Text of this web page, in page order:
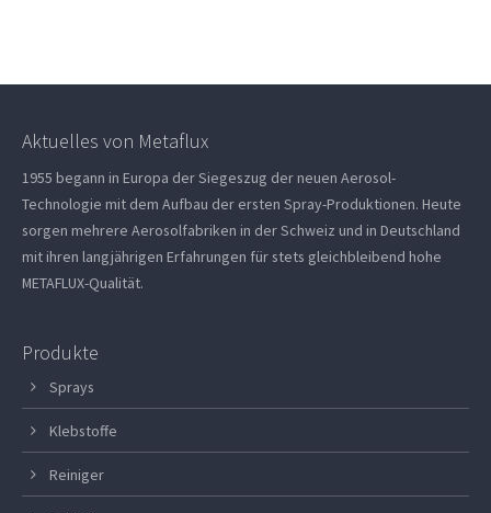
Aktuelles von Metaflux
1955 begann in Europa der Siegeszug der neuen Aerosol-
Technologie mit dem Aufbau der ersten Spray-Produktionen. Heute
sorgen mehrere Aerosolfabriken in der Schweiz und in Deutschland
mit ihren langjährigen Erfahrungen für stets gleichbleibend hohe
METAFLUX-Qualität.
Produkte
Sprays
Klebstoffe
Reiniger